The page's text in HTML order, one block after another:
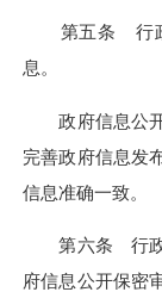
第五条 行政
息。
政府信息公开
完善政府信息发
信息准确一致。
第六条 行政
府信息公开保密